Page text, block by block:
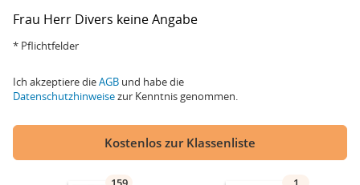
Frau Herr Divers keine Angabe
* Pflichtfelder
Ich akzeptiere dieAGB und habe die
Datenschutzhinweisezur Kenntnis genommen.
Kostenlos zur Klassenliste